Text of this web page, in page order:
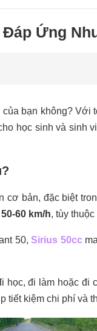
Ứng
bạn không? Với
học sinh và sinh
bản, đặc biệt
50-60 km/h, tùy
50,Sirius 50cc
đi làm hoặc đi
tiết kiệm chi phí và